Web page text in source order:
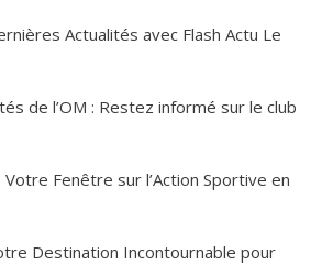
Actualités avec Flash Actu Le
de l’OM : Restez informé sur le club
Votre Fenêtre sur l’Action Sportive en
Destination Incontournable pour